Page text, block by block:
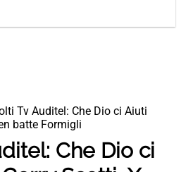
Tv Auditel: Che Dio ci Aiuti
batte Formigli
Che Dio ci